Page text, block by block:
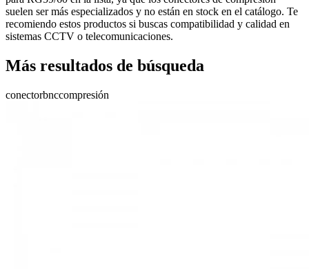
suelen ser más especializados y no están en stock en el catálogo. Te
recomiendo estos productos si buscas compatibilidad y calidad en
sistemas CCTV o telecomunicaciones.
Más resultados de búsqueda
conectorbnccompresión